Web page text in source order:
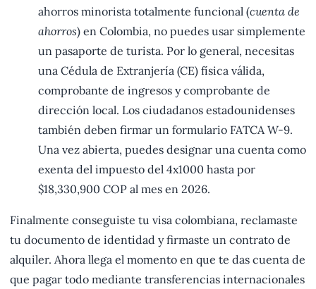
ahorros minorista totalmente funcional (cuenta de
ahorros) en Colombia, no puedes usar simplemente
un pasaporte de turista. Por lo general, necesitas
una Cédula de Extranjería (CE) física válida,
comprobante de ingresos y comprobante de
dirección local. Los ciudadanos estadounidenses
también deben firmar un formulario FATCA W-9.
Una vez abierta, puedes designar una cuenta como
exenta del impuesto del 4x1000 hasta por
$18,330,900 COP al mes en 2026.
Finalmente conseguiste tu visa colombiana, reclamaste
tu documento de identidad y firmaste un contrato de
alquiler. Ahora llega el momento en que te das cuenta de
que pagar todo mediante transferencias internacionales